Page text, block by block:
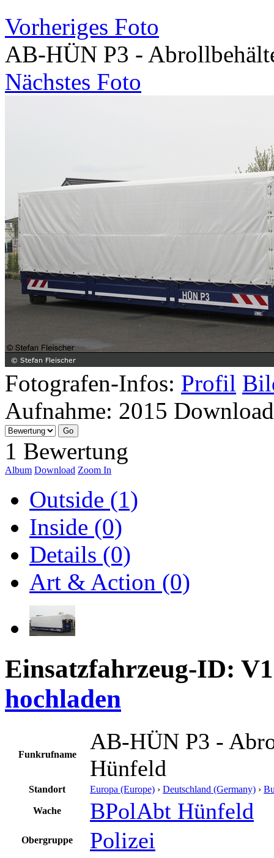
Vorheriges Foto
AB-HÜN P3 -
Nächstes Foto
Fotografen-Infos: Profil
Aufnahme: 2015
1 Bewertung
Album Download Zoom In
Outside (1)
Inside (0)
Details (0)
Art & Action (0)
Einsatzfahrzeug-ID:
hochladen
Funkrufname
AB-HÜN P3 -
Hünfeld
Standort Europa (Europe) › Deutschland (Germany) ›
Wache BPolAbt Hünfeld
Obergruppe Polizei